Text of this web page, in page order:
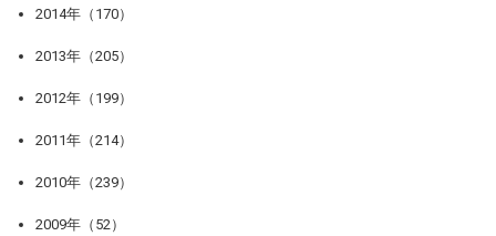
2014年（170）
2013年（205）
2012年（199）
2011年（214）
2010年（239）
2009年（52）